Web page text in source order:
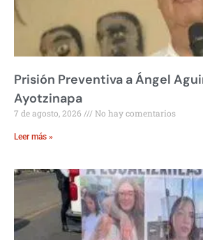
Prisión Preventiva a Ángel
Ayotzinapa
7 de agosto, 2026 No hay comentarios
Leer más »